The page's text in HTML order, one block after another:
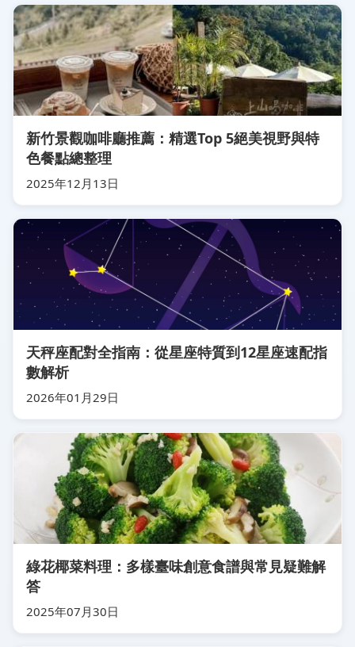
新竹景觀咖啡廳推薦：精選Top 5絕美視野與特
色餐點總整理
2025年12月13日
天秤座配對全指南：從星座特質到12星座速配指
數解析
2026年01月29日
綠花椰菜料理：多樣臺味創意食譜與常見疑難解
答
2025年07月30日